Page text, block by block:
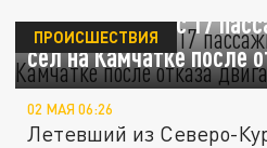
Вертолет Ми-8 с 17
сел на Камчатке после
ПРОИСШЕСТВИЯ
02 МАЯ 06:26
Летевший из Северо-